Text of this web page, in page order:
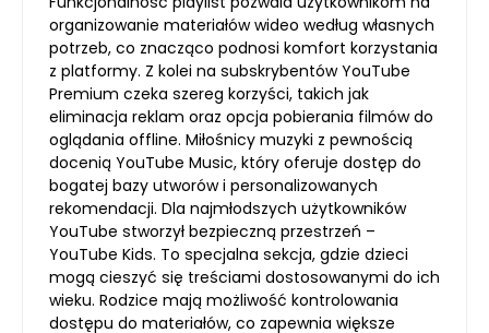
organizowanie materiałów wideo według własnych
potrzeb, co znacząco podnosi komfort korzystania
z platformy. Z kolei na subskrybentów YouTube
Premium czeka szereg korzyści, takich jak
eliminacja reklam oraz opcja pobierania filmów do
oglądania offline. Miłośnicy muzyki z pewnością
docenią YouTube Music, który oferuje dostęp do
bogatej bazy utworów i personalizowanych
rekomendacji. Dla najmłodszych użytkowników
YouTube stworzył bezpieczną przestrzeń –
YouTube Kids. To specjalna sekcja, gdzie dzieci
mogą cieszyć się treściami dostosowanymi do ich
wieku. Rodzice mają możliwość kontrolowania
dostępu do materiałów, co zapewnia większe